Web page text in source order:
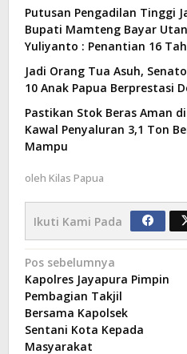
Putusan Pengadilan Tinggi
Bupati Mamteng Bayar
Yuliyanto : Penantian 16
Jadi Orang Tua Asuh,
10 Anak Papua Berprestasi
Pastikan Stok Beras Aman
Kawal Penyaluran 3,1 Ton
Mampu
oleh Kilas Papua
Ikuti Kami Pada
Navigasi
pos
Pos sebelumnya
Kapolres Jayapura Pimpin
Pembagian Takjil
Bersama Kapolsek
Sentani Kota Kepada
Masyarakat